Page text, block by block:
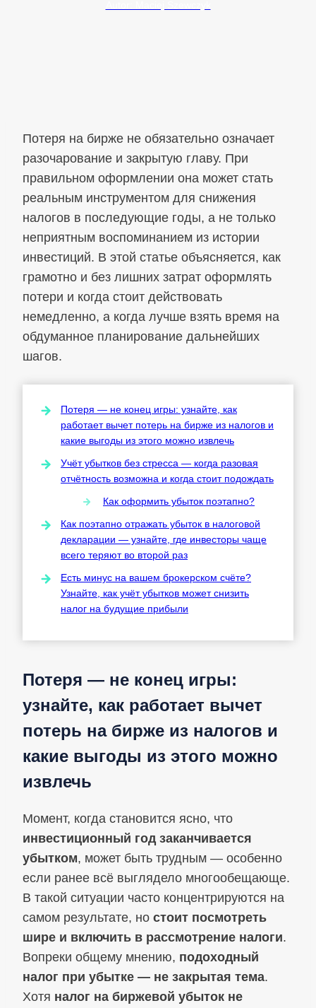
Потеря на бирже не обязательно означает
разочарование и закрытую главу. При
правильном оформлении она может стать
реальным инструментом для снижения
налогов в последующие годы, а не только
неприятным воспоминанием из истории
инвестиций. В этой статье объясняется, как
грамотно и без лишних затрат оформлять
потери и когда стоит действовать
немедленно, а когда лучше взять время на
обдуманное планирование дальнейших
шагов.
Потеря — не конец игры: узнайте, как
работает вычет потерь на бирже из налогов и
какие выгоды из этого можно извлечь
Учёт убытков без стресса — когда разовая
отчётность возможна и когда стоит подождать
Как оформить убыток поэтапно?
Как поэтапно отражать убыток в налоговой
декларации — узнайте, где инвесторы чаще
всего теряют во второй раз
Есть минус на вашем брокерском счёте?
Узнайте, как учёт убытков может снизить
налог на будущие прибыли
Потеря — не конец игры:
узнайте, как работает вычет
потерь на бирже из налогов и
какие выгоды из этого можно
извлечь
Момент, когда становится ясно, что
инвестиционный год заканчивается
убытком, может быть трудным — особенно
если ранее всё выглядело многообещающе.
В такой ситуации часто концентрируются на
самом результате, но стоит посмотреть
шире и включить в рассмотрение налоги.
Вопреки общему мнению, подоходный
налог при убытке — не закрытая тема.
Хотя налог на биржевой убыток не